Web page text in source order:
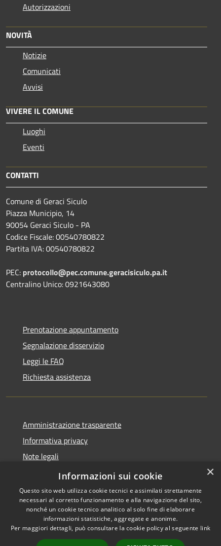
Autorizzazioni
NOVITÀ
Notizie
Comunicati
Avvisi
VIVERE IL COMUNE
Luoghi
Eventi
CONTATTI
Comune di Geraci Siculo
Piazza Municipio, 14
90054 Geraci Siculo - PA
Codice Fiscale: 00540780822
Partita IVA: 00540780822
PEC: protocollo@pec.comune.geracisiculo.pa.it
Centralino Unico: 0921643080
Prenotazione appuntamento
Segnalazione disservizio
Leggi le FAQ
Richiesta assistenza
Amministrazione trasparente
Informativa privacy
Note legali
Dichiarazione di accessibilità
Accessibilità
Copyright © 2026 • Comune di
Geraci Siculo • Powered by
×
Informazioni sui cookie
Questo sito web utilizza cookie tecnici e assimilati strettamente
necessari al corretto funzionamento e alla navigazione del sito,
nonché un cookie tecnico analitico al solo fine di elaborare
informazioni statistiche, aggregate e anonime.
Per maggiori dettagli, può consultare la cookie policy al seguente link